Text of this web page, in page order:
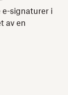
e-signaturer i
av en